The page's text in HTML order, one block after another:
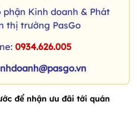
phận Kinh doanh & Phát
thị trường PasGo
0934.626.005
để nhận ưu đãi tới quán